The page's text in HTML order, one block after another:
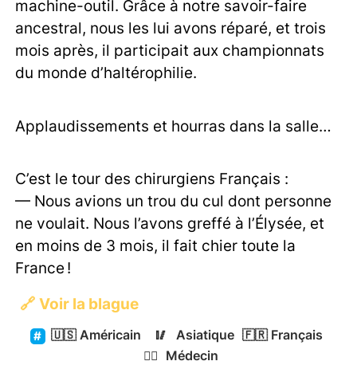
machine-outil. Grâce à notre savoir-faire
ancestral, nous les lui avons réparé, et trois
mois après, il participait aux championnats
du monde d’haltérophilie.
Applaudissements et hourras dans la salle…
C’est le tour des chirurgiens Français :
— Nous avions un trou du cul dont personne
ne voulait. Nous l’avons greffé à l’Élysée, et
en moins de 3 mois, il fait chier toute la
France !
🔗 Voir la blague
🇺🇸Américain 🥢 Asiatique 🇫🇷 Français
👨‍⚕️
Médecin